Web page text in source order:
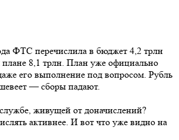
ФТС перечислила в бюджет 4,2 трлн
8,1 трлн. План уже официально
его выполнение под вопросом. Рубль
— сборы падают.
службе, живущей от доначислений?
активнее. И вот что уже видно на